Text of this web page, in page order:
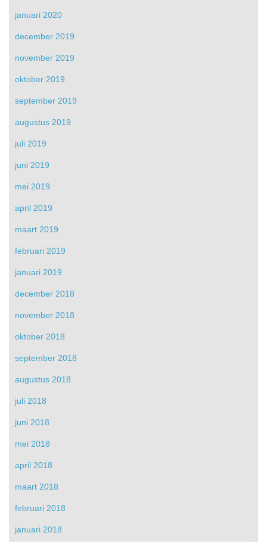
januari 2020
december 2019
november 2019
oktober 2019
september 2019
augustus 2019
juli 2019
juni 2019
mei 2019
april 2019
maart 2019
februari 2019
januari 2019
december 2018
november 2018
oktober 2018
september 2018
augustus 2018
juli 2018
juni 2018
mei 2018
april 2018
maart 2018
februari 2018
januari 2018